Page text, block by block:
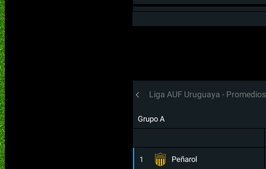
Liga AUF Uruguaya - Promedios
Grupo A
1 Peñarol